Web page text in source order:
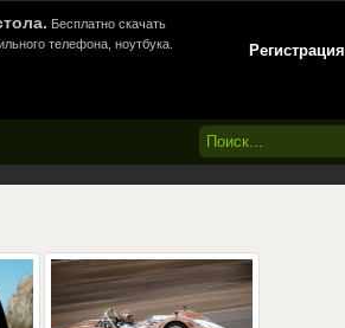
Регистрация
Бесплатно скачать
телефона, ноутбука.